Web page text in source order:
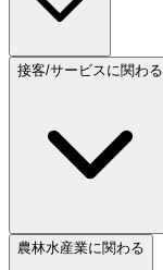
接客/サービスに関わる
農林水産業に関わる